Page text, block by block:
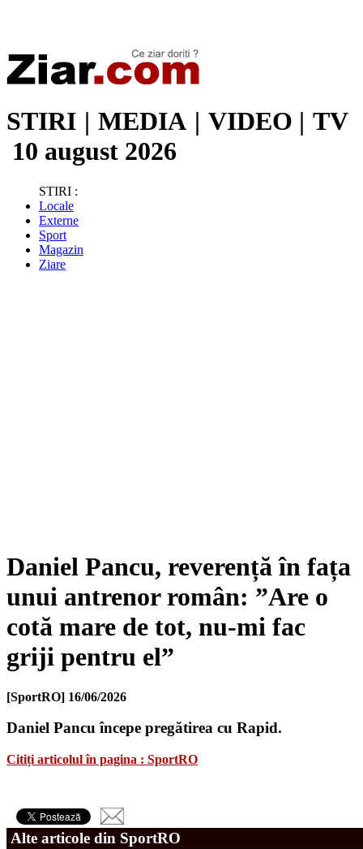
STIRI | MEDIA | VIDEO | TV
10 august 2026
STIRI :
Locale
Externe
Sport
Magazin
Ziare
Daniel Pancu, reverență în fața
unui antrenor român: ”Are o
cotă mare de tot, nu-mi fac
griji pentru el”
[SportRO] 16/06/2026
Daniel Pancu începe pregătirea cu Rapid.
Citiți articolul în pagina : SportRO
Alte articole din SportRO